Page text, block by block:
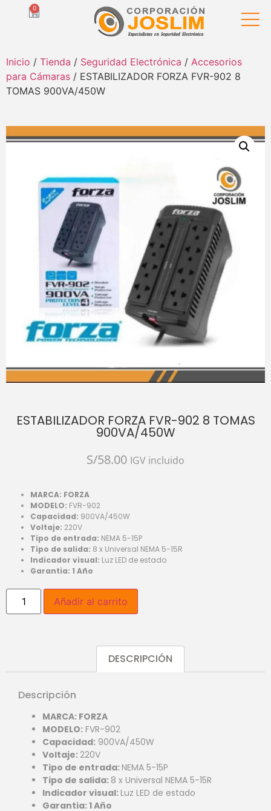
0
Inicio / Tienda / Seguridad Electrónica / Accesorios
para Cámaras / ESTABILIZADOR FORZA FVR-902 8
TOMAS 900VA/450W
ESTABILIZADOR FORZA FVR-902 8 TOMAS
900VA/450W
S/58.00 IGV incluido
MARCA: FORZA
MODELO: FVR-902
Capacidad: 900VA/450W
Voltaje: 220V
Tipo de entrada: NEMA 5-15P
Tipo de salida: 8 x Universal NEMA 5-15R
Indicador visual: Luz LED de estado
Garantia: 1 Año
Añadir al carrito
DESCRIPCIÓN
Descripción
MARCA: FORZA
MODELO: FVR-902
Capacidad: 900VA/450W
Voltaje:220V
Tipo de entrada: NEMA 5-15P
Tipo de salida: 8 x Universal NEMA 5-15R
Indicador visual: Luz LED de estado
Garantia: 1 Año